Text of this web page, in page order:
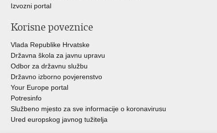
Izvozni portal
Korisne poveznice
Vlada Republike Hrvatske
Državna škola za javnu upravu
Odbor za državnu službu
Državno izborno povjerenstvo
Your Europe portal
Potresinfo
Službeno mjesto za sve informacije o koronavirusu
Ured europskog javnog tužitelja